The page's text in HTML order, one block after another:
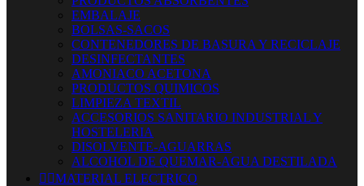
EMBALAJE
BOLSAS-SACOS
CONTENEDORES DE BASURA Y RECICLAJE
DESINFECTANTES
AMONIACO ACETONA
PRODUCTOS QUIMICOS
LIMPIEZA TEXTIL
ACCESORIOS SANITARIO INDUSTRIAL Y
HOSTELERIA
DISOLVENTE-AGUARRAS
ALCOHOL DE QUEMAR-AGUA DESTILADA
 MATERIAL ELECTRICO